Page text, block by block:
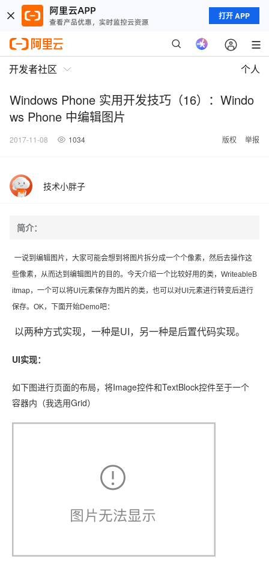
打开 APP
开发者社区 个人
Windows Phone 实用开发技巧（16）：Windo
ws Phone 中编辑图片
2017-11-08 1034 版权 举报
技术小胖子
简介：
一说到编辑图片，大家可能会想到将图片拆分成一个个像素，然后去操作这
些像素，从而达到编辑图片的目的。今天介绍一个比较好用的类，WriteableB
itmap，一个可以将UI元素保存为图片的类，也可以对UI元素进行转变后进行
保存。OK，下面开始Demo吧：
以两种方式实现，一种是UI，另一种是后置代码实现。
UI实现：
如下图进行页面的布局，将Image控件和TextBlock控件至于一个
容器内（我选用Grid）